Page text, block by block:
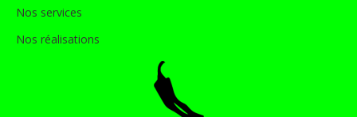
Nos services
Nos réalisations